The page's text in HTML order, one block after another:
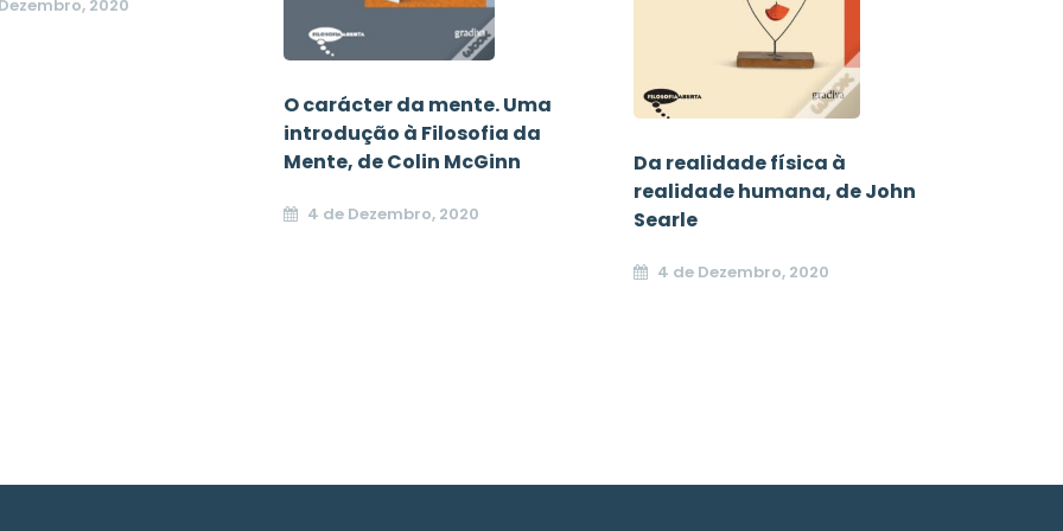
2020
O carácter da mente. Uma
introdução à Filosofia da
Mente, de Colin McGinn
4 de Dezembro, 2020
Da realidade física à
realidade humana, de John
Searle
4 de Dezembro, 2020